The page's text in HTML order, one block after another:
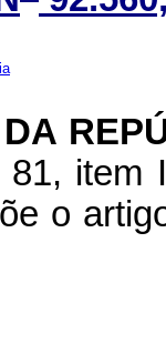
81,
o